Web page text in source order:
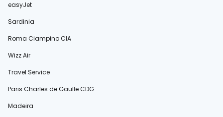
easyJet
Sardinia
Roma Ciampino CIA
Wizz Air
Travel Service
Paris Charles de Gaulle CDG
Madeira